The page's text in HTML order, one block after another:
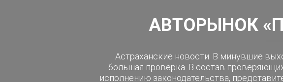
АВТОРЫНОК
Астраханские новости. В минувшие
большая проверка. В состав
исполнению законодательства,